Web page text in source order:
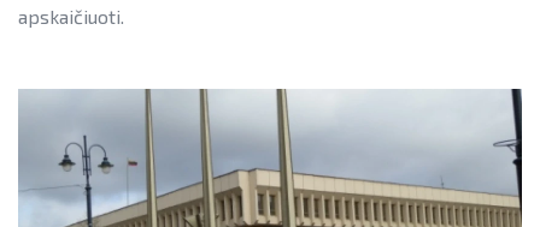
apskaičiuoti.